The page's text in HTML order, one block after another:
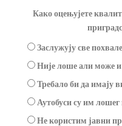
Како оцењујете
Заслужују све похвале
Није лоше али може
Требало би да имају
Аутобуси су им
Не користим јавни